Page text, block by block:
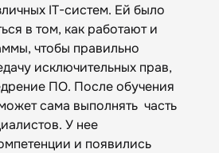
IT-систем. Ей было
в том, как работают и
чтобы правильно
исключительных прав,
ПО. После обучения
сама выполнять часть
У нее
и появились